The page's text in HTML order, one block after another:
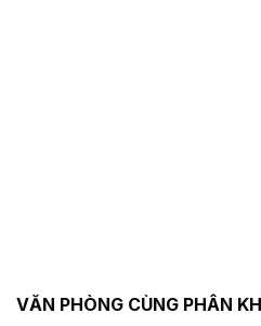
VĂN PHÒNG CÙNG PHÂN